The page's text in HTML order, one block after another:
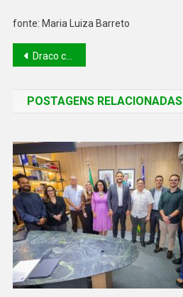
fonte: Maria Luiza Barreto
Draco cumpre mandados de prisão contra membros de organização criminosa na região da Grande Teresina
POSTAGENS RELACIONADAS